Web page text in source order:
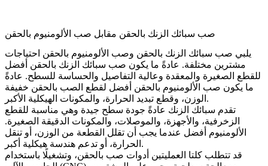
صب سبائك الزنك بالحقن مقابل صب الألومنيوم بالحقن
يلبي صب سبائك الزنك بالحقن وصب الألومنيوم بالحقن احتياجات
مشترين مختلفة. عادةً ما يكون صب سبائك الزنك بالحقن أفضل
للقطع الصغيرة والمعقدة وعالية التفاصيل والحساسة للسطح. عادةً
ما يكون صب الألومنيوم بالحقن أفضل لقطع الصب بالحقن خفيفة
الوزن، وقطع تبديد الحرارة، والمكونات الهيكلية الأكبر.
تقدم سبائك الزنك عادةً جودة سطح جيدة وهي مناسبة للقطع
الزخرفية، والأجهزة، والموصلات، والمكونات الدقيقة الصغيرة.
الألومنيوم أفضل عندما يجب أن تقلل القطعة من الوزن، أو تنقل
الحرارة، أو تدعم هندسة هيكلية أكبر.
قد تتطلب كلتا العمليتين أدوات صب بالحقن، وتشغيلًا باستخدام